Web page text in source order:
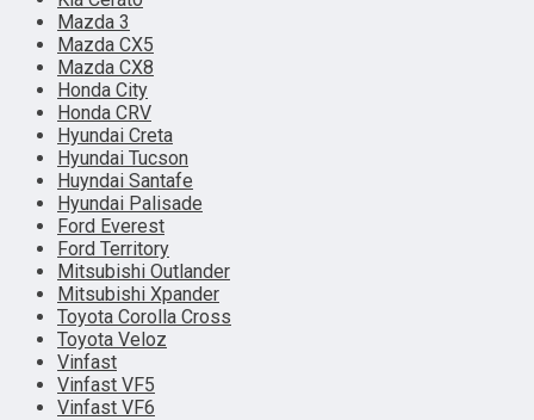
Mazda 3
Mazda CX5
Mazda CX8
Honda City
Honda CRV
Hyundai Creta
Hyundai Tucson
Huyndai Santafe
Hyundai Palisade
Ford Everest
Ford Territory
Mitsubishi Outlander
Mitsubishi Xpander
Toyota Corolla Cross
Toyota Veloz
Vinfast
Vinfast VF5
Vinfast VF6